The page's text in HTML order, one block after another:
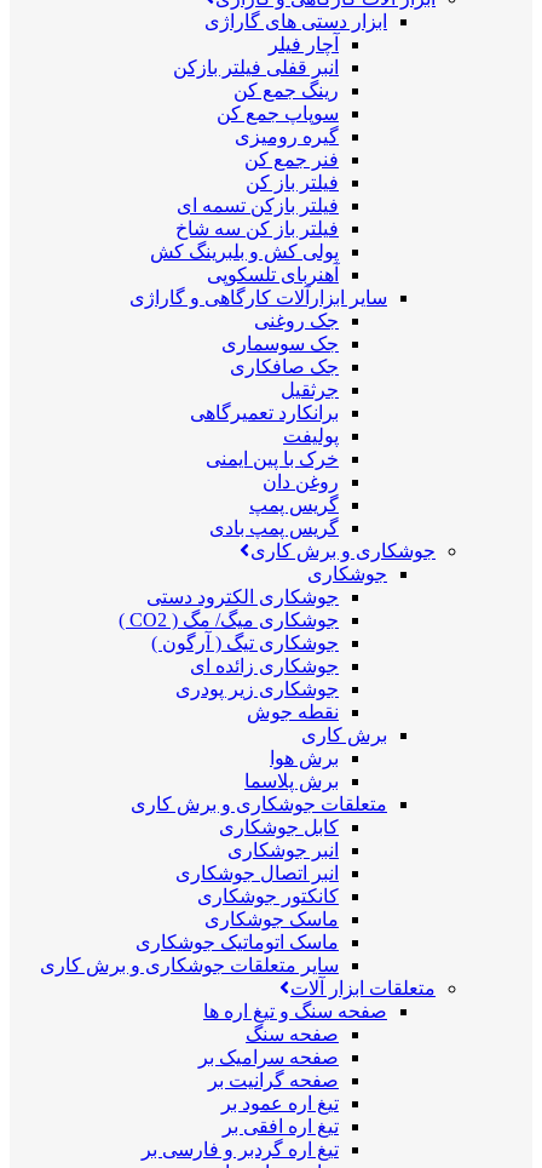
ابزار دستی های گاراژی
آچار فیلر
انبر قفلی فیلتر بازکن
رینگ جمع کن
سوپاپ جمع کن
گیره رومیزی
فنر جمع کن
فیلتر باز کن
فیلتر بازکن تسمه ای
فیلتر باز کن سه شاخ
پولی کش و بلبرینگ کش
آهنربای تلسکوپی
سایر ابزارآلات کارگاهی و گاراژی
جک روغنی
جک سوسماری
جک صافکاری
جرثقیل
برانکارد تعمیرگاهی
پولیفت
خرک با پین ایمنی
روغن دان
گریس پمپ
گریس پمپ بادی
جوشکاری و برش کاری
جوشکاری
جوشکاری الکترود دستی
جوشکاری میگ/ مگ ( CO2 )
جوشکاری تیگ ( آرگون )
جوشکاری زائده ای
جوشکاری زیر پودری
نقطه جوش
برش کاری
برش هوا
برش پلاسما
متعلقات جوشکاری و برش کاری
کابل جوشکاری
انبر جوشکاری
انبر اتصال جوشکاری
کانکتور جوشکاری
ماسک جوشکاری
ماسک اتوماتیک جوشکاری
سایر متعلقات جوشکاری و برش کاری
متعلقات ابزار آلات
صفحه سنگ و تیغ اره ها
صفحه سنگ
صفحه سرامیک بر
صفحه گرانیت بر
تیغ اره عمود بر
تیغ اره افقی بر
تیغ اره گردبر و فارسی بر